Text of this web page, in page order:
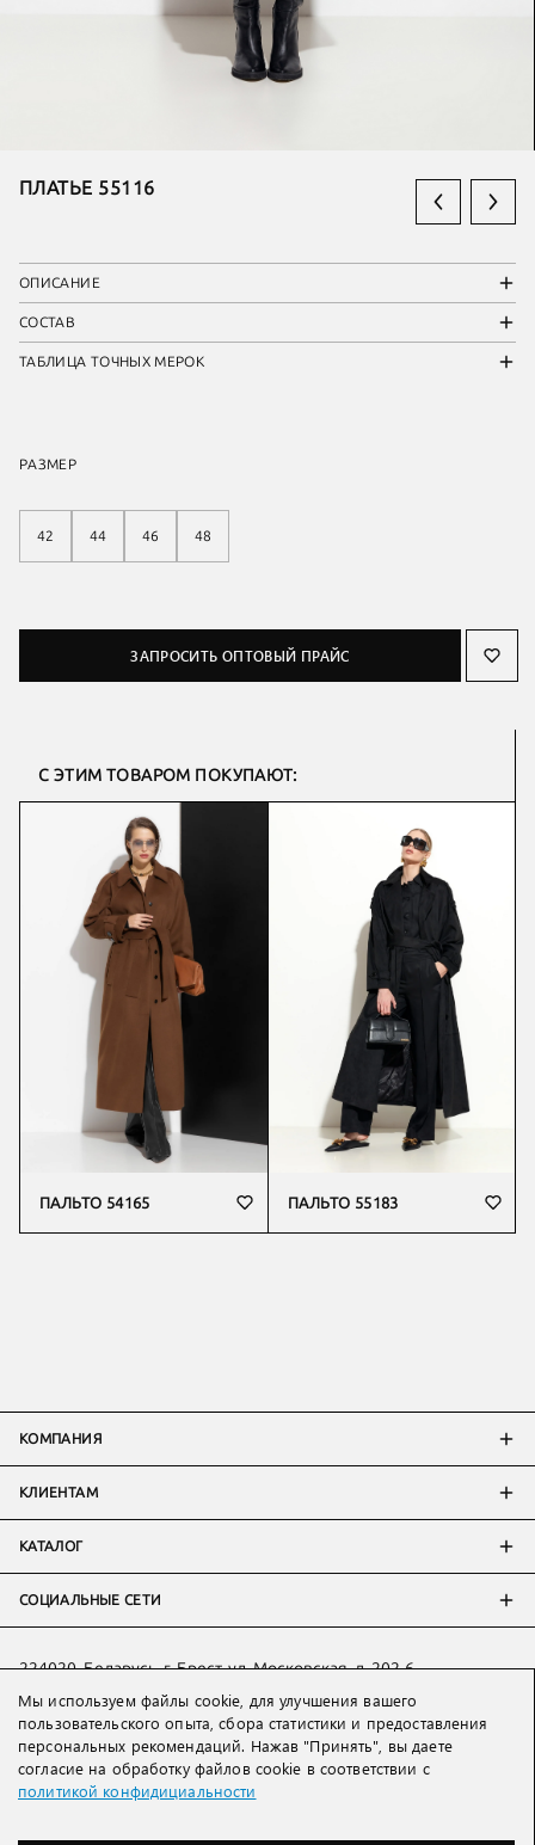
ПЛАТЬЕ 55116
ОПИСАНИЕ
СОСТАВ
ТАБЛИЦА ТОЧНЫХ МЕРОК
РАЗМЕР
42 44 46 48
ЗАПРОСИТЬ ОПТОВЫЙ ПРАЙС
С ЭТИМ ТОВАРОМ ПОКУПАЮТ:
ПАЛЬТО 54165 ПАЛЬТО 55183
КОМПАНИЯ
КЛИЕНТАМ
КАТАЛОГ
СОЦИАЛЬНЫЕ СЕТИ
214018 Россия, г. Смоленск, пр-т. Гагарина, д. 19
224020, Беларусь, г. Брест, ул. Московская, д. 202-6
Тел:+7 993 398 36 60(WhatsApp
Тел:+375 29 205 80 10( WhatsApp,Viber)
Email:ved@lakbi.com
Мы используем файлы cookie, для улучшения вашего
пользовательского опыта, сбора статистики и предоставления
персональных рекомендаций. Нажав "Принять", вы даете
согласие на обработку файлов cookie в соответствии с
политикой конфидициальности